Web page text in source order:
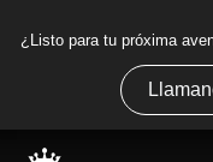
¿Listo para tu próxima